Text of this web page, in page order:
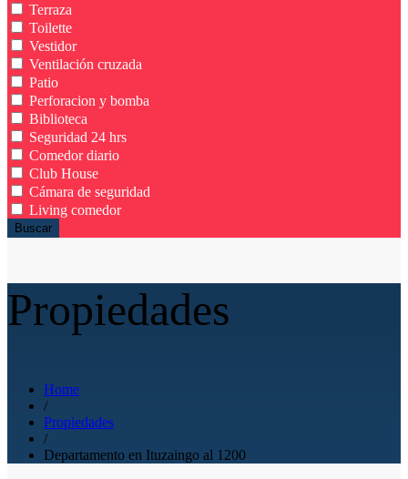
Terraza
Toilette
Vestidor
Ventilación cruzada
Patio
Perforacion y bomba
Biblioteca
Seguridad 24 hrs
Comedor diario
Club House
Cámara de seguridad
Living comedor
Buscar
Propiedades
Home
/
Propiedades
/
Departamento en Ituzaingo al 1200